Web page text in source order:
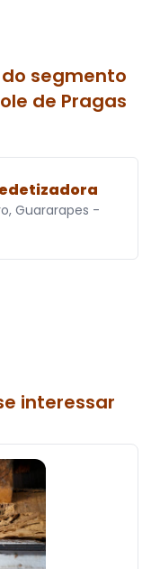
segmento
de Pragas
Guararapes -
interessar